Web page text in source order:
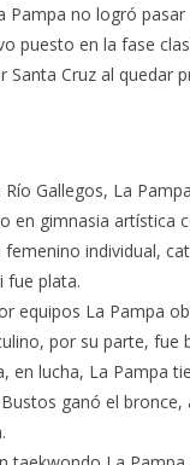
Pampa no logró
puesto en la fase
Santa Cruz al quedar
Río Gallegos, La
en gimnasia artística
individual,
fue plata.
equipos La Pampa
por su parte, fue
en lucha, La Pampa
ganó el bronce,